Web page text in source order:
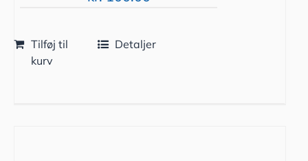
Tilføj til
kurv
Detaljer